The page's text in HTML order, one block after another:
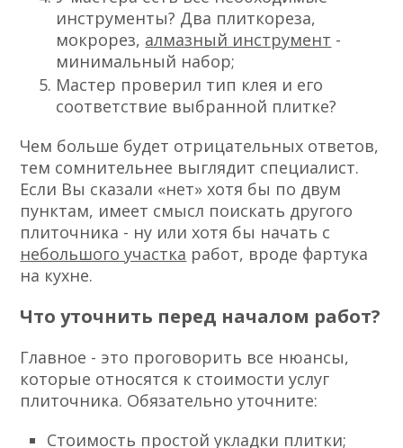
инструменты? Два плиткореза,
мокрорез, алмазный инструмент -
минимальный набор;
Мастер проверил тип клея и его
соответствие выбранной плитке?
Чем больше будет отрицательных ответов,
тем сомнительнее выглядит специалист.
Если Вы сказали «нет» хотя бы по двум
пунктам, имеет смысл поискать другого
плиточника - ну или хотя бы начать с
небольшого участка работ, вроде фартука
на кухне.
Что уточнить перед началом работ?
Главное - это проговорить все нюансы,
которые относятся к стоимости услуг
плиточника. Обязательно уточните:
Стоимость простой укладки плитки;